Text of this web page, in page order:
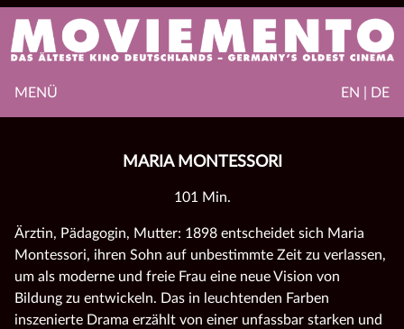
EN | DE
MENÜ
MARIA MONTESSORI
101 Min.
Ärztin, Pädagogin, Mutter: 1898 entscheidet sich Maria
Montessori, ihren Sohn auf unbestimmte Zeit zu verlassen,
um als moderne und freie Frau eine neue Vision von
Bildung zu entwickeln. Das in leuchtenden Farben
inszenierte Drama erzählt von einer unfassbar starken und